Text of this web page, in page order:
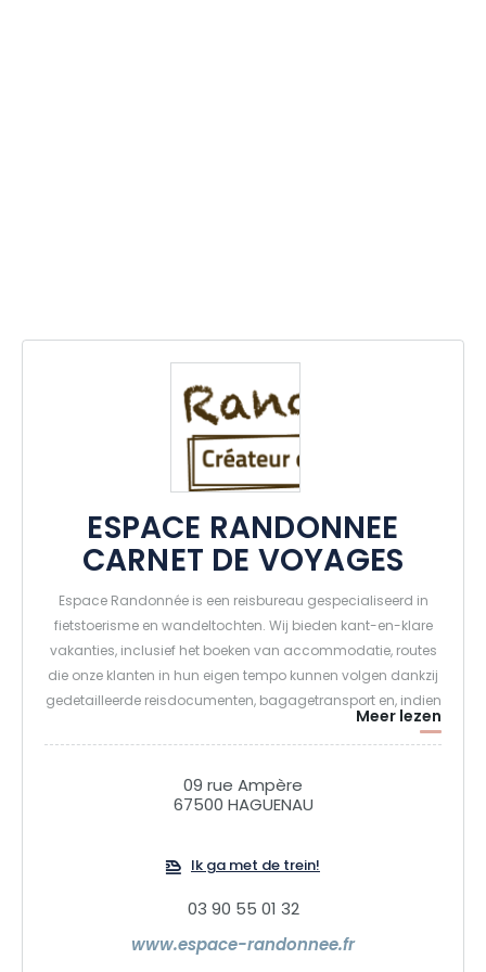
ESPACE RANDONNEE
CARNET DE VOYAGES
Espace Randonnée is een reisbureau gespecialiseerd in
fietstoerisme en wandeltochten. Wij bieden kant-en-klare
vakanties, inclusief het boeken van accommodatie, routes
die onze klanten in hun eigen tempo kunnen volgen dankzij
gedetailleerde reisdocumenten, bagagetransport en, indien
gewenst, fietsverhuur. Een regio per fiets of te voet bezoeken
is op zich al de beste manier om de natuur, de lokale
tradities en de mensen te ontdekken en te waarderen.
Meer lezen
09 rue Ampère
67500 HAGUENAU
Ik ga met de trein!
03 90 55 01 32
www.espace-randonnee.fr